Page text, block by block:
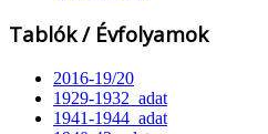
Tablók / Évfolyamok
2016-19/20
1929-1932_adat
1941-1944_adat